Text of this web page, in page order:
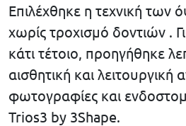
Επιλέχθηκε η τεχνική των
χωρίς τροχισμό δοντιών .
κάτι τέτοιο, προηγήθηκε
αισθητική και λειτουργική
φωτογραφίες και
Trios3 by 3Shape.